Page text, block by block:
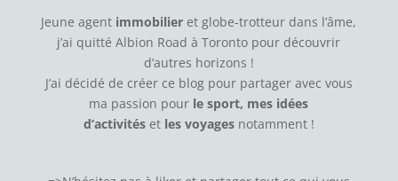
Jeune agent immobilier et globe-trotteur dans l’âme,
j’ai quitté Albion Road à Toronto pour découvrir
d’autres horizons !
J’ai décidé de créer ce blog pour partager avec vous
ma passion pour le sport, mes idées
d’activitéset les voyagesnotamment !